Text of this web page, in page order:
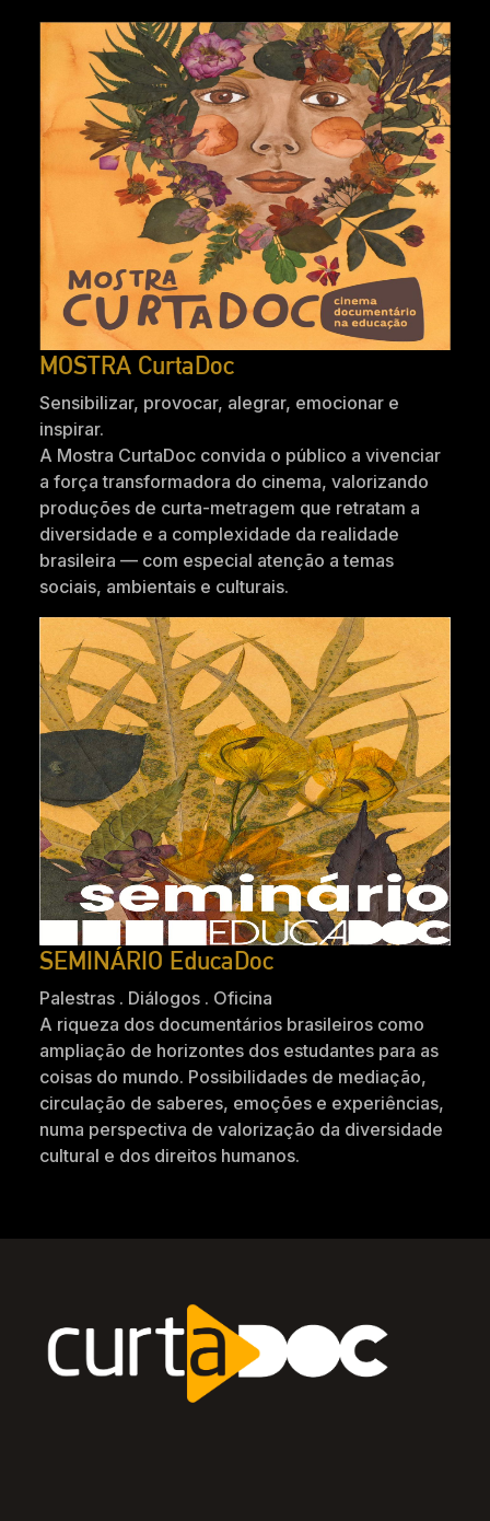
MOSTRA CurtaDoc
Sensibilizar, provocar, alegrar, emocionar e
inspirar.
A Mostra CurtaDoc convida o público a vivenciar
a força transformadora do cinema, valorizando
produções de curta-metragem que retratam a
diversidade e a complexidade da realidade
brasileira — com especial atenção a temas
sociais, ambientais e culturais.
SEMINÁRIO EducaDoc
Palestras . Diálogos . Oficina
A riqueza dos documentários brasileiros como
ampliação de horizontes dos estudantes para as
coisas do mundo. Possibilidades de mediação,
circulação de saberes, emoções e experiências,
numa perspectiva de valorização da diversidade
cultural e dos direitos humanos.